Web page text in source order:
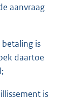
aanvraag
betaling is
daartoe
is